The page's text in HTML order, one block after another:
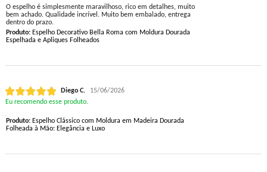
O espelho é simplesmente maravilhoso, rico em detalhes, muito
bem achado. Qualidade incrível. Muito bem embalado, entrega
dentro do prazo.
Produto:Espelho Decorativo Bella Roma com Moldura Dourada
Espelhada e Apliques Folheados
Diego C.
15/06/2026
Eu recomendo esse produto.
Produto:Espelho Clássico com Moldura em Madeira Dourada
Folheada à Mão: Elegância e Luxo